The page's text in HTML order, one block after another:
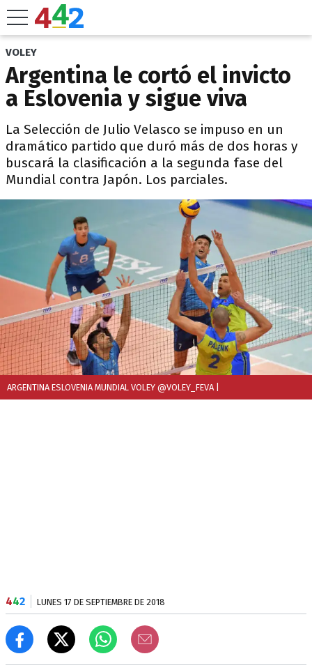
VOLEY
Argentina le cortó el invicto
a Eslovenia y sigue viva
La Selección de Julio Velasco se impuso en un
dramático partido que duró más de dos horas y
buscará la clasificación a la segunda fase del
Mundial contra Japón. Los parciales.
ARGENTINA ESLOVENIA MUNDIAL VOLEY @VOLEY_FEVA
442 LUNES 17 DE SEPTIEMBRE DE 2018